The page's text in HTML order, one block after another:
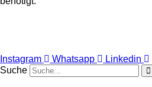
Instagram Whatsapp
Linkedin
Suche